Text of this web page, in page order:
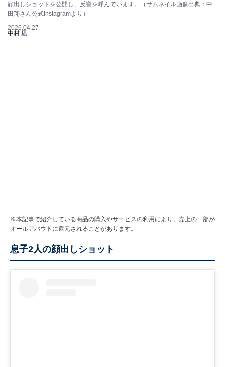
顔出しショットを公開し、反響を呼んでいます。（サムネイル画像出典：中
田翔さん公式Instagramより）
2026.04.27
中村 凪
※本記事で紹介している商品の購入やサービスの利用により、売上の一部が
オールアバウトに還元されることがあります。
息子2人の顔出しショット